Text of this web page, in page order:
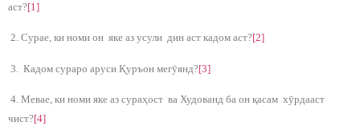
аст?[1]
2. Сурае, ки номи он яке аз усули дин аст кадом аст?[2]
3. Кадом сураро аруси Қуръон мегӯянд?[3]
4. Мевае, ки номи яке аз сураҳост ва Худованд ба он қасам хӯрдааст
чист?[4]